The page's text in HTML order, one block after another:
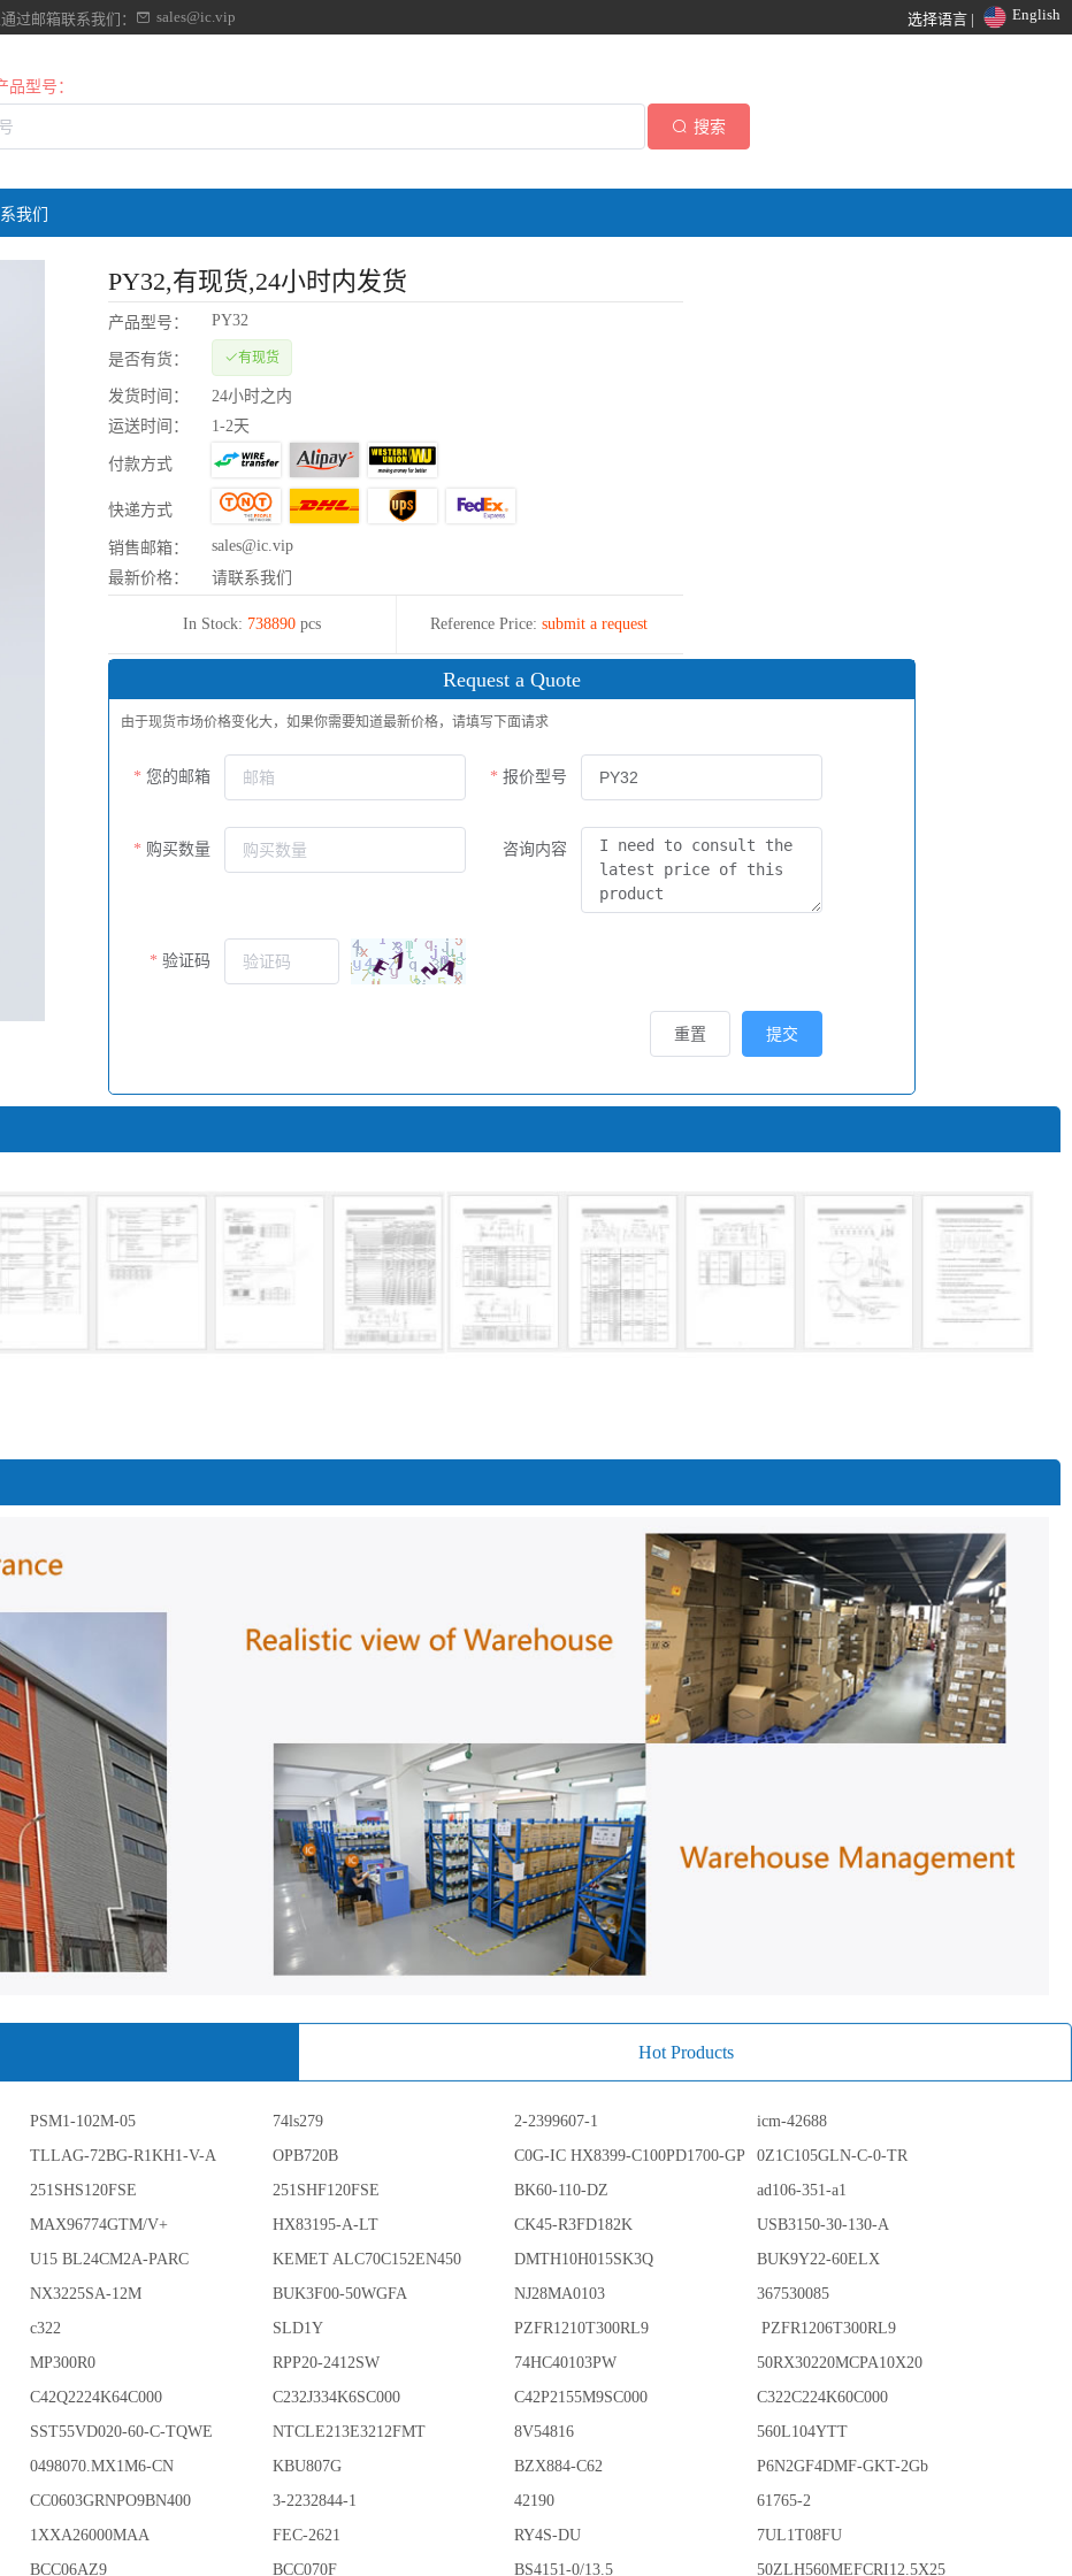
过邮箱联系我们： sales@ic.vip 选择语言 | English
型号：
搜索
我们
PY32,有现货,24小时内发货
产品型号： PY32
是否有货： 有现货
发货时间：
24小时之内
运送时间：
1-2天
付款方式
快递方式
销售邮箱：
sales@ic.vip
最新价格：
请联系我们
In Stock: 738890 pcs Reference Price: submit a request
Request a Quote
由于现货市场价格变化大，如果你需要知道最新价格，请填写下面请求
您的邮箱 报价型号
购买数量 咨询内容
验证码
提交
重置
Hot Products
PSM1-102M-05 74ls279 2-2399607-1
icm-42688
TLLAG-72BG-R1KH1-V-A OPB720B C0G-IC HX8399-C100PD1700-GP
0Z1C105GLN-C-0-TR
251SHS120FSE 251SHF120FSE BK60-110-DZ
ad106-351-a1
MAX96774GTM/V+ HX83195-A-LT CK45-R3FD182K
USB3150-30-130-A
U15 BL24CM2A-PARC KEMET ALC70C152EN450 DMTH10H015SK3Q
BUK9Y22-60ELX
NX3225SA-12M BUK3F00-50WGFA NJ28MA0103
367530085
c322 SLD1Y PZFR1210T300RL9
PZFR1206T300RL9
MP300R0 RPP20-2412SW 74HC40103PW
50RX30220MCPA10X20
C42Q2224K64C000 C232J334K6SC000 C42P2155M9SC000
C322C224K60C000
SST55VD020-60-C-TQWE NTCLE213E3212FMT 8V54816
560L104YTT
0498070.MX1M6-CN KBU807G BZX884-C62
P6N2GF4DMF-GKT-2Gb
CC0603GRNPO9BN400 3-2232844-1 42190
61765-2
1XXA26000MAA FEC-2621 RY4S-DU
7UL1T08FU
BCC06AZ9 BCC070F BS4151-0/13.5 50ZLH560MEFCRI12.5X25